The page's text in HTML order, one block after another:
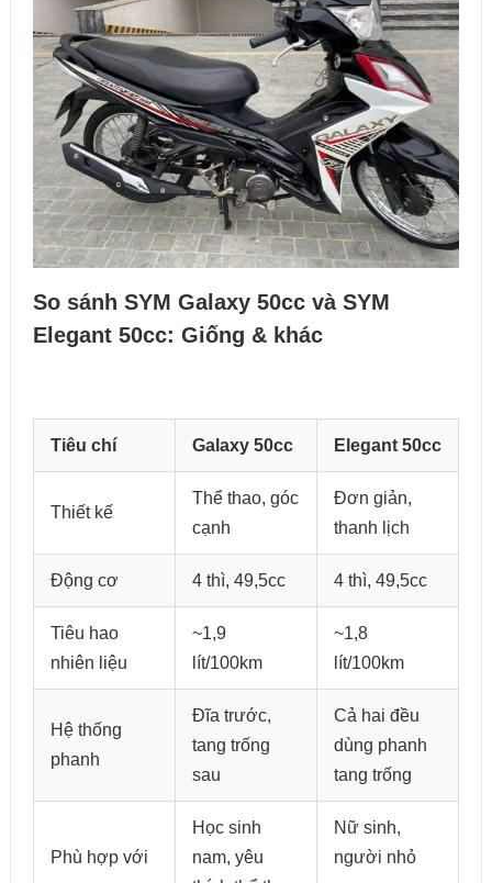
So sánh SYM Galaxy 50cc và SYM
Elegant 50cc: Giống & khác
Tiêu chí Galaxy 50cc Elegant 50cc
Thiết kế
Thể thao, góc
cạnh
Đơn giản,
thanh lịch
Động cơ 4 thì, 49,5cc 4 thì, 49,5cc
Tiêu hao
nhiên liệu
~1,9
lít/100km
~1,8
lít/100km
Hệ thống
phanh
Đĩa trước,
tang trống
sau
Cả hai đều
dùng phanh
tang trống
Phù hợp với
Học sinh
nam, yêu
Nữ sinh,
người nhỏ